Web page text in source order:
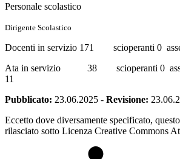
Personale scolastico
Dirigente Scolastico
Docenti in servizio 171 scioperanti 0
Ata in servizio 38 scioperanti 0
11
Pubblicato: 23.06.2025 - Revisione:
Eccetto dove diversamente specificato,
rilasciato sotto Licenza Creative Commons